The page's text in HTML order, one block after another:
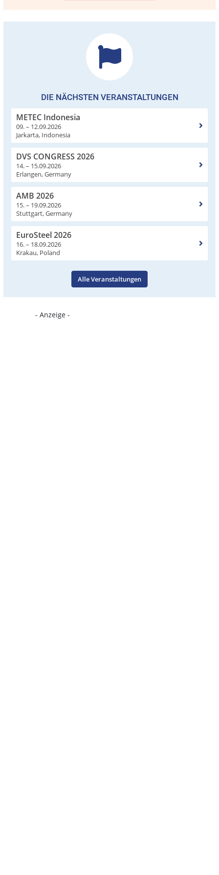
DIE NÄCHSTEN VERANSTALTUNGEN
METEC Indonesia
09. – 12.09.2026
Jarkarta, Indonesia
DVS CONGRESS 2026
14. – 15.09.2026
Erlangen, Germany
AMB 2026
15. – 19.09.2026
Stuttgart, Germany
EuroSteel 2026
16. – 18.09.2026
Krakau, Poland
Alle Veranstaltungen
- Anzeige -